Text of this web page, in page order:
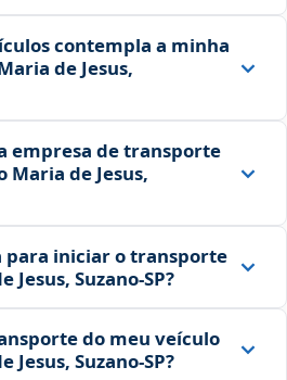
contempla a minha
de Jesus,
empresa de transporte
Maria de Jesus,
para iniciar o transporte
Suzano‑SP?
do meu veículo
Suzano‑SP?